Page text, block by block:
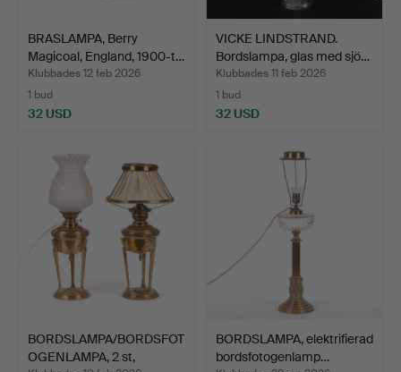
BRASLAMPA, Berry
Magicoal, England, 1900-t…
Klubbades 12 feb 2026
1 bud
32 USD
VICKE LINDSTRAND.
Bordslampa, glas med sjö…
Klubbades 11 feb 2026
1 bud
32 USD
BORDSLAMPA/BORDSFOT
OGENLAMPA, 2 st,
BORDSLAMPA, elektrifierad
bordsfotogenlamp…